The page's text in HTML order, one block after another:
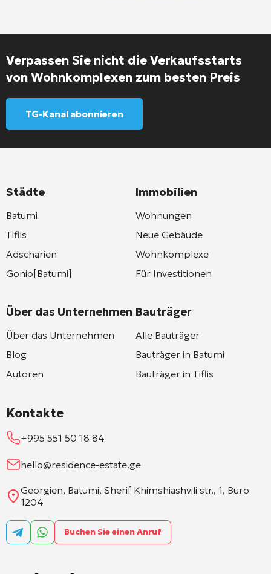
Verpassen Sie nicht die Verkaufsstarts
von Wohnkomplexen zum besten Preis
TG-Kanal abonnieren
Städte
Batumi
Tiflis
Adscharien
Gonio[Batumi]
Über das Unternehmen
Über das Unternehmen
Blog
Autoren
Immobilien
Wohnungen
Neue Gebäude
Wohnkomplexe
Für Investitionen
Bauträger
Alle Bauträger
Bauträger in Batumi
Bauträger in Tiflis
Kontakte
+995 551 50 18 84
hello@residence-estate.ge
Georgien, Batumi, Sherif Khimshiashvili str., 1, Büro
1204
Buchen Sie einen Anruf